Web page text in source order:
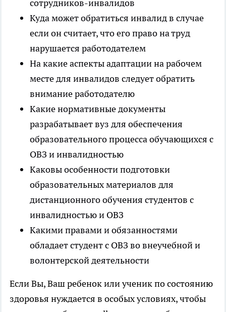
сотрудников-инвалидов
Куда может обратиться инвалид в случае
если он считает, что его право на труд
нарушается работодателем
На какие аспекты адаптации на рабочем
месте для инвалидов следует обратить
внимание работодателю
Какие нормативные документы
разрабатывает вуз для обеспечения
образовательного процесса обучающихся с
ОВЗ и инвалидностью
Каковы особенности подготовки
образовательных материалов для
дистанционного обучения студентов с
инвалидностью и ОВЗ
Какими правами и обязанностями
обладает студент с ОВЗ во внеучебной и
волонтерской деятельности
Если Вы, Ваш ребенок или ученик по состоянию
здоровья нуждается в особых условиях, чтобы